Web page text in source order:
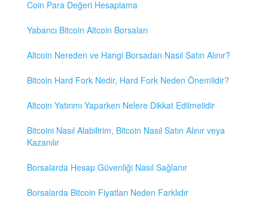
Coin Para Değeri Hesaplama
Yabancı Bitcoin Altcoin Borsaları
Altcoin Nereden ve Hangi Borsadan Nasıl Satın Alınır?
Bitcoin Hard Fork Nedir, Hard Fork Neden Önemlidir?
Altcoin Yatırımı Yaparken Nelere Dikkat Edilmelidir
Bitcoini Nasıl Alabilirim, Bitcoin Nasıl Satın Alınır veya
Kazanılır
Borsalarda Hesap Güvenliği Nasıl Sağlanır
Borsalarda Bitcoin Fiyatları Neden Farklıdır